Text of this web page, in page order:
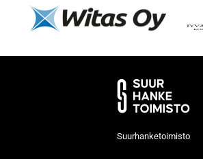
Suurhanketoimisto